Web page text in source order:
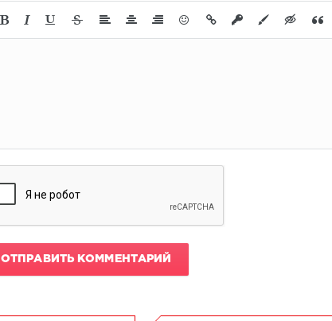
ОТПРАВИТЬ КОММЕНТАРИЙ